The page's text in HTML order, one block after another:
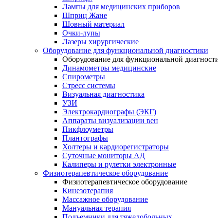
Лампы для медицинских приборов
Шприц Жане
Шовный материал
Очки-лупы
Лазеры хирургические
Оборудование для функциональной диагностики
Оборудование для функциональной
Динамометры медицинские
Спирометры
Стресс системы
Визуальная диагностика
УЗИ
Электрокардиографы (ЭКГ)
Аппараты визуализации вен
Пикфлоуметры
Плантографы
Холтеры и кардиорегистраторы
Суточные мониторы АД
Калиперы и рулетки электронные
Физиотерапевтическое оборудование
Физиотерапевтическое оборудование
Кинезотерапия
Массажное оборудование
Мануальная терапия